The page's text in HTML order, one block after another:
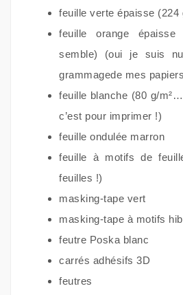
feuille verte épaisse (224
feuille orange
semble) (oui je suis
grammagede mes
feuille blanche (80 g/
c’est pour imprimer !)
feuille ondulée marron
feuille à motifs de
feuilles !)
masking-tape vert
masking-tape à motifs
feutre Poska blanc
carrés adhésifs 3D
feutres